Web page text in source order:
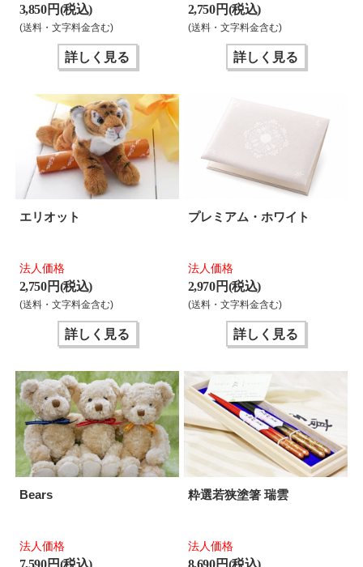
3,850 円(税込)
(送料・文字料金含む)
詳しく見る
2,750 円(税込)
(送料・文字料金含む)
詳しく見る
エリオット
法人価格
2,750 円(税込)
(送料・文字料金含む)
詳しく見る
プレミアム・ホワイト
法人価格
2,970 円(税込)
(送料・文字料金含む)
詳しく見る
Bears
法人価格
7,590 円(税込)
粋選若狭塗箸 瑞雲
法人価格
8,690 円(税込)